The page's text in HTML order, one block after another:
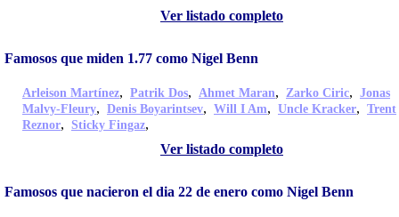
Ver listado completo
Famosos que miden 1.77 como Nigel Benn
Arleison Martínez, Patrik Dos, Ahmet Maran, Zarko Ciric, Jonas
Malvy-Fleury, Denis Boyarintsev, Will I Am, Uncle Kracker, Trent
Reznor, Sticky Fingaz,
Ver listado completo
Famosos que nacieron el dia 22 de enero como Nigel Benn